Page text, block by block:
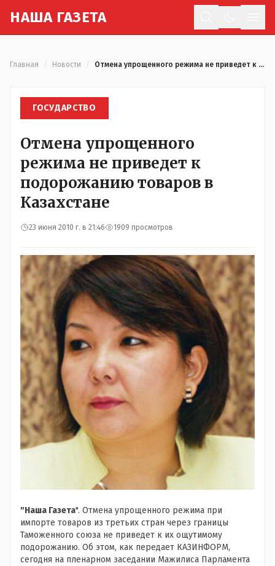
НАША ГАЗЕТА
Главная Новости Отмена упрощенного режима не приведет к подорожанию товаров в Казахстане
ГОСУДАРСТВО
Отмена упрощенного
режима не приведет к
подорожанию товаров в
Казахстане
23 июня 2010 г. в 21:46 1909 просмотров
"Наша Газета". Отмена упрощенного режима при
импорте товаров из третьих стран через границы
Таможенного союза не приведет к их ощутимому
подорожанию. Об этом, как передает КАЗИНФОРМ,
сегодня на пленарном заседании Мажилиса Парламента